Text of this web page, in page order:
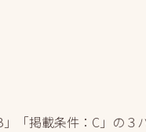
「掲載条件：C」の３